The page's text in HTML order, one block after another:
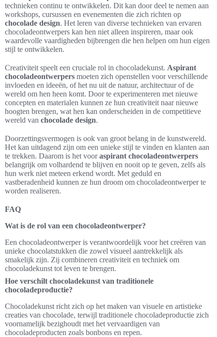
technieken continu te ontwikkelen. Dit kan door deel te nemen aan
workshops, cursussen en evenementen die zich richten op
chocolade design. Het leren van diverse technieken van ervaren
chocoladeontwerpers kan hen niet alleen inspireren, maar ook
waardevolle vaardigheden bijbrengen die hen helpen om hun eigen
stijl te ontwikkelen.
Creativiteit speelt een cruciale rol in chocoladekunst. Aspirant
chocoladeontwerpers moeten zich openstellen voor verschillende
invloeden en ideeën, of het nu uit de natuur, architectuur of de
wereld om hen heen komt. Door te experimenteren met nieuwe
concepten en materialen kunnen ze hun creativiteit naar nieuwe
hoogten brengen, wat hen kan onderscheiden in de competitieve
wereld van chocolade design.
Doorzettingsvermogen is ook van groot belang in de kunstwereld.
Het kan uitdagend zijn om een unieke stijl te vinden en klanten aan
te trekken. Daarom is het vooraspirant chocoladeontwerpers
belangrijk om volhardend te blijven en nooit op te geven, zelfs als
hun werk niet meteen erkend wordt. Met geduld en
vastberadenheid kunnen ze hun droom om chocoladeontwerper te
worden realiseren.
FAQ
Wat is de rol van een chocoladeontwerper?
Een chocoladeontwerper is verantwoordelijk voor het creëren van
unieke chocolatstukken die zowel visueel aantrekkelijk als
smakelijk zijn. Zij combineren creativiteit en techniek om
chocoladekunst tot leven te brengen.
Hoe verschilt chocoladekunst van traditionele
chocoladeproductie?
Chocoladekunst richt zich op het maken van visuele en artistieke
creaties van chocolade, terwijl traditionele chocoladeproductie zich
voornamelijk bezighoudt met het vervaardigen van
chocoladeproducten zoals bonbons en repen.